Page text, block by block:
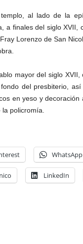
al lado de la
a finales del siglo XVII,
Lorenzo de San
mayor del siglo XVII,
del presbiterio,
en yeso y decoración
policromía.
WhatsApp
LinkedIn